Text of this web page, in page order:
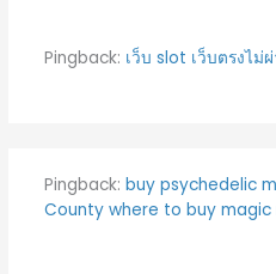
Pingback: เว็บ slot เว็บตรงไม่
Pingback: buy psychedelic
County where to buy magic